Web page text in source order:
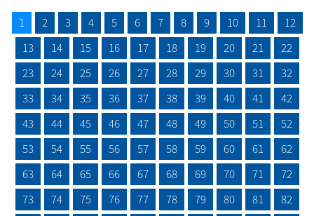
1 2 3 4 5 6 7 8 9 10 11
12
13
14 15 16 17 18 19 20 21
22
23
24 25 26 27 28 29 30 31
32
33
34 35 36 37 38 39 40 41
42
43
44 45 46 47 48 49 50 51
52
53
54 55 56 57 58 59 60 61
62
63
64 65 66 67 68 69 70 71
72
73
74 75 76 77 78 79 80 81
82